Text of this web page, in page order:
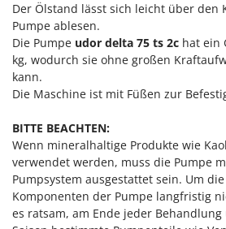
Motorhacken - Gartenfräsen
Motorspritzen
Mulcher für Traktor
N
Nudelmaschinen
O
Obstmühlen Obsthäcksler
Obstpressen
Ferroni
Ferrua
FIAC
FIEM
FINI
Fiorentini
Fiskars
Flymo
Der Ölstand lässt sich leicht über den
Pumpe ablesen.
Die Pumpe udor delta 75 ts 2c hat ein
kg, wodurch sie ohne großen
kann.
Die Maschine ist mit Füßen zur
BITTE BEACHTEN:
Wenn mineralhaltige Produkte wie
verwendet werden, muss die Pumpe
Pumpsystem ausgestattet sein. Um
Komponenten der Pumpe langfristig
es ratsam, am Ende jeder